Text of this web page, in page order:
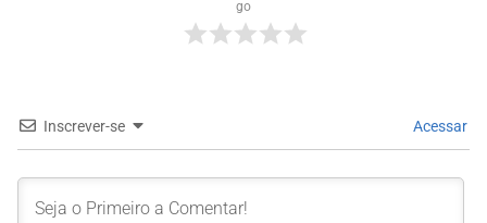
go
Inscrever-se Acessar